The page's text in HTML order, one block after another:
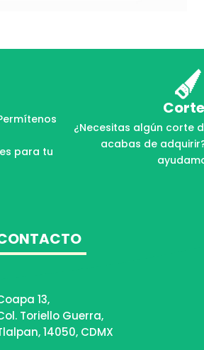
para tu
¿Necesitas algún corte
acabas de
13,
Toriello Guerra,
14050, CDMX